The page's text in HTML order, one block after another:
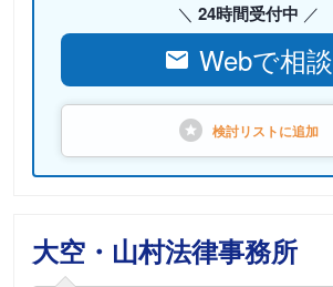
24時間受付中
Webで相談
検討リストに追加
大空・山村法律事務所